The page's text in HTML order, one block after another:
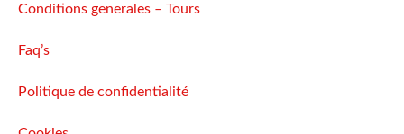
Conditions generales – Tours
Faq’s
Politique de confidentialité